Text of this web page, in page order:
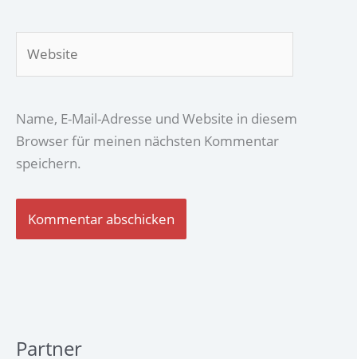
Name, E-Mail-Adresse und Website in diesem
Browser für meinen nächsten Kommentar
speichern.
Partner